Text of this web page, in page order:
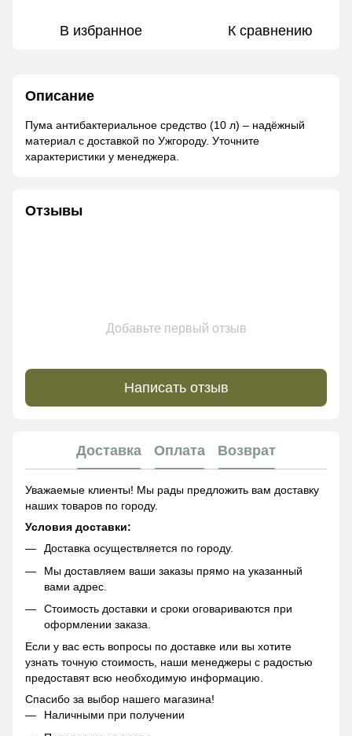
В избранное К сравнению
Описание
Пума антибактериальное средство (10 л) – надёжный
материал с доставкой по Ужгороду. Уточните
характеристики у менеджера.
Отзывы
Добавьте первый отзыв
Написать отзыв
Доставка Оплата Возврат
Уважаемые клиенты! Мы рады предложить вам доставку
наших товаров по городу.
Условия доставки:
Доставка осуществляется по городу.
Мы доставляем ваши заказы прямо на указанный
вами адрес.
Стоимость доставки и сроки оговариваются при
оформлении заказа.
Если у вас есть вопросы по доставке или вы хотите
узнать точную стоимость, наши менеджеры с радостью
предоставят всю необходимую информацию.
Спасибо за выбор нашего магазина!
Наличными при получении